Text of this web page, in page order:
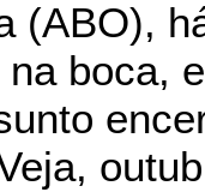
(ABO),
boca,